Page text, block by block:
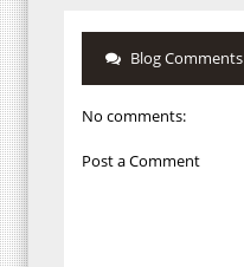
Blog Comments
No comments:
Post a Comment